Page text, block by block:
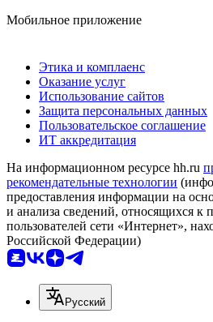
Мобильное приложение
Этика и комплаенс
Оказание услуг
Использование сайтов
Защита персональных данных
Пользовательское соглашение
ИТ аккредитация
На информационном ресурсе hh.ru
рекомендательные технологии
предоставления информации на
и анализа сведений, относящихся к
пользователей сети «Интернет»,
Российской Федерации)
Русский